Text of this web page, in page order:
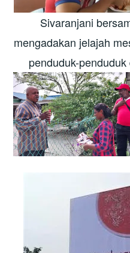
Sivaranjani
mengadakan jelajah
penduduk-